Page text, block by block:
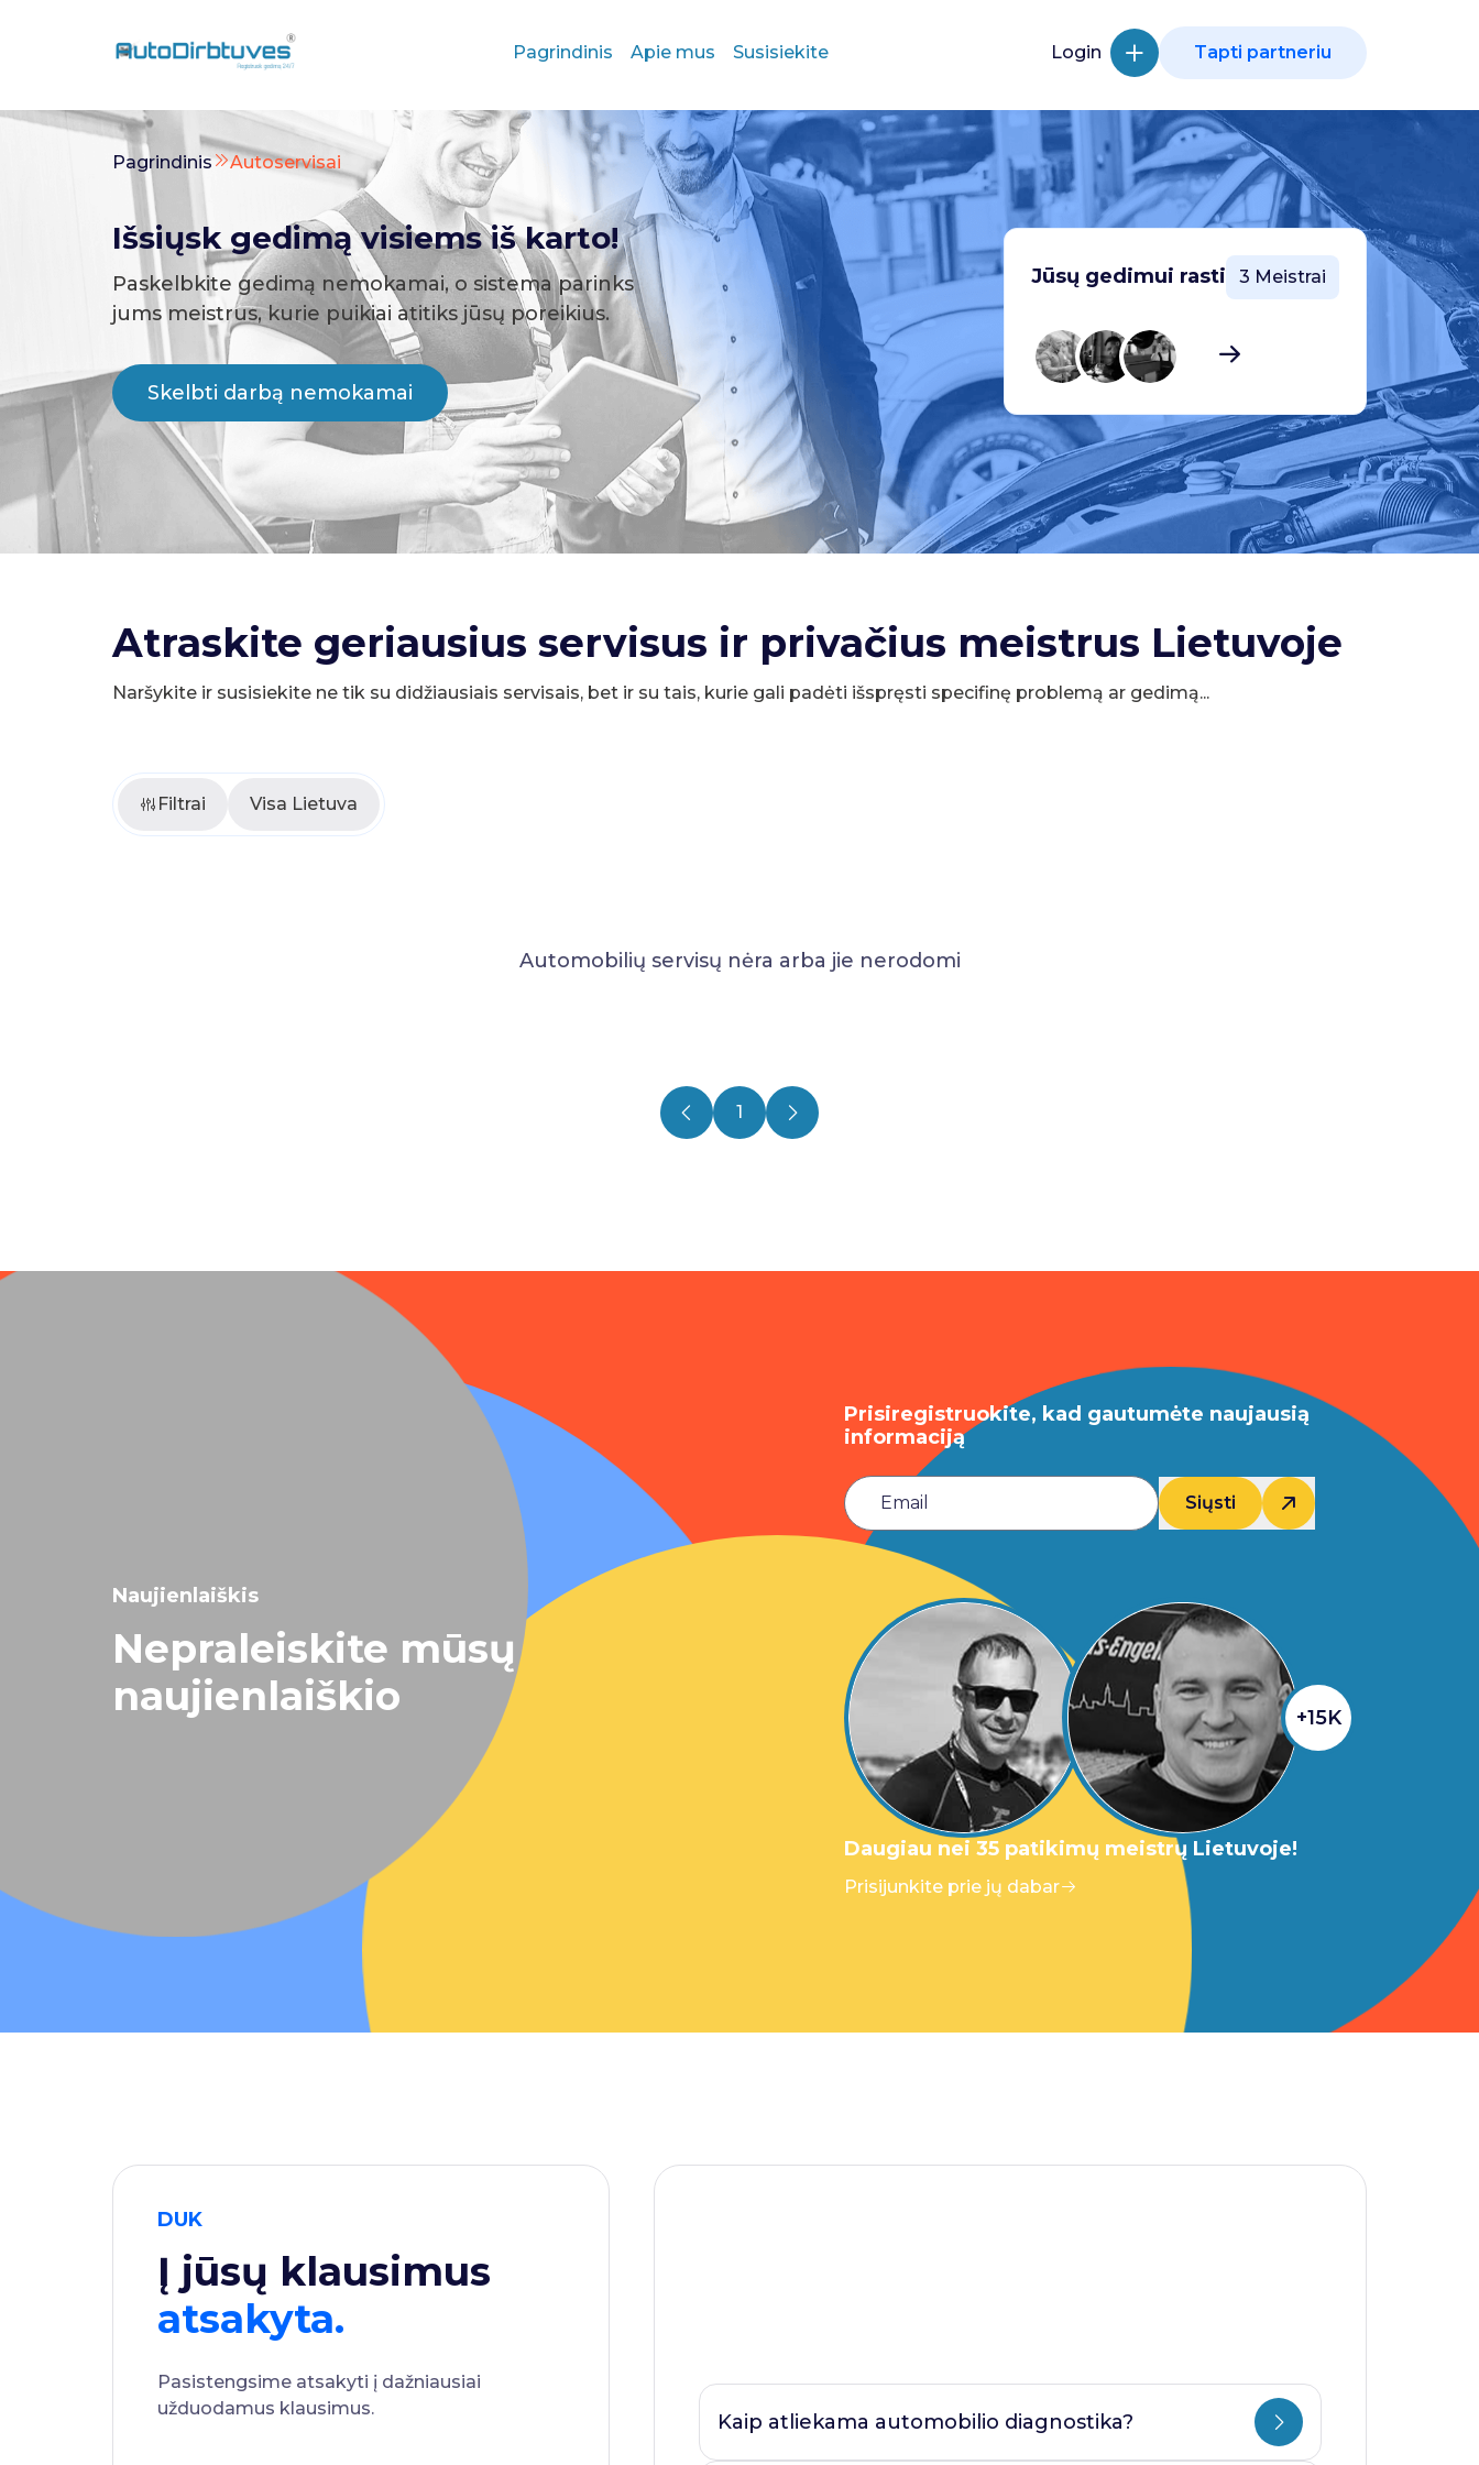
Pagrindinis Apie mus Susisiekite Login Tapti partneriu
Pagrindinis Autoservisai
Išsiųsk gedimą visiems iš karto!
Paskelbkite gedimą nemokamai, o sistema parinks
jums meistrus, kurie puikiai atitiks jūsų poreikius.
Skelbti darbą nemokamai
Jūsų gedimui rasti 3 Meistrai
Atraskite geriausius servisus ir privačius meistrus Lietuvoje
Naršykite ir susisiekite ne tik su didžiausiais servisais, bet ir su tais, kurie gali padėti išspręsti specifinę problemą ar gedimą...
Filtrai Visa Lietuva
Automobilių servisų nėra arba jie nerodomi
1
Naujienlaiškis
Nepraleiskite mūsų
naujienlaiškio
Prisiregistruokite, kad gautumėte naujausią
informaciją
Siųsti
+15K
Daugiau nei 35 patikimų meistrų Lietuvoje!
Prisijunkite prie jų dabar
DUK
Į jūsų klausimus
atsakyta.
Pasistengsime atsakyti į dažniausiai
užduodamus klausimus.
Kaip atliekama automobilio diagnostika?